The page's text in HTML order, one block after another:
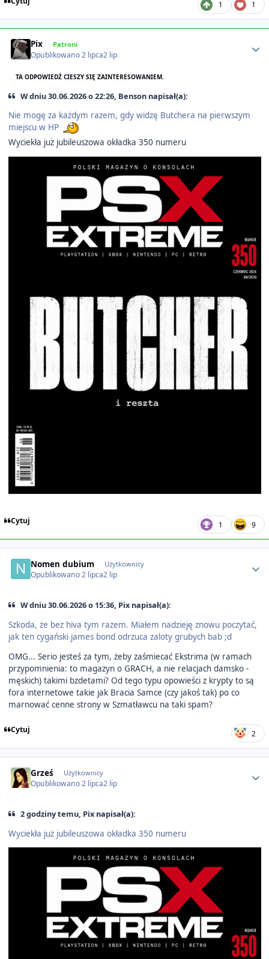
1 1
Pix Patroni
Opublikowano2 lipca2 lip
TA ODPOWIEDŹ CIESZY SIĘ ZAINTERESOWANIEM.
W dniu 30.06.2026 o 22:26, Benson napisał(a):
Nie mogę za każdym razem, gdy widzę Butchera na pierwszym
miejscu w HP
Wyciekła już jubileuszowa okładka 350 numeru
Cytuj 1 9
Nomen dubium Użytkownicy
Opublikowano2 lipca2 lip
W dniu 30.06.2026 o 15:36, Pix napisał(a):
Szkoda, że bez hiva tym razem. Miałem nadzieję znowu poczytać,
jak ten cygański james bond odrzuca zaloty grubych bab ;d
OMG... Serio jesteś za tym, żeby zaśmiecać Ekstrima (w ramach
przypomnienia: to magazyn o GRACH, a nie relacjach damsko -
męskich) takimi bzdetami? Od tego typu opowieści z krypty to są
fora internetowe takie jak Bracia Samce (czy jakoś tak) po co
marnować cenne strony w Szmatławcu na taki spam?
Cytuj 2
Grześ Użytkownicy
Opublikowano2 lipca2 lip
2 godziny temu, Pix napisał(a):
Wyciekła już jubileuszowa okładka 350 numeru